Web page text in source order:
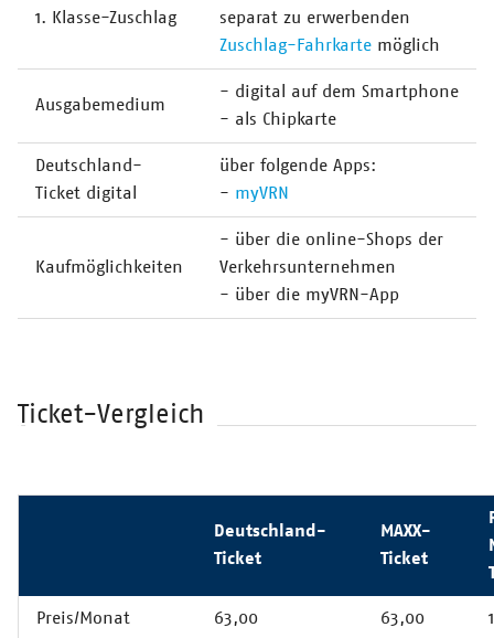
1. Klasse-Zuschlag
separat zu erwerbenden
Zuschlag-Fahrkarte möglich
Ausgabemedium
- digital auf dem Smartphone
- als Chipkarte
Deutschland-
Ticket digital
über folgende Apps:
- myVRN
Kaufmöglichkeiten
- über die online-Shops der
Verkehrsunternehmen
- über die myVRN-App
Ticket-Vergleich
Deutschland-
Ticket
MAXX-
Ticket
Preis/Monat 63,00 63,00